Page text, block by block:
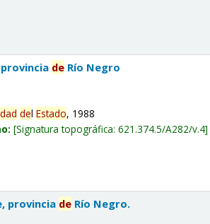
de Río Negro
delEstado, 1988
Signatura topográfica:621.374.5/A282/v.4
provincia de Río Negro.